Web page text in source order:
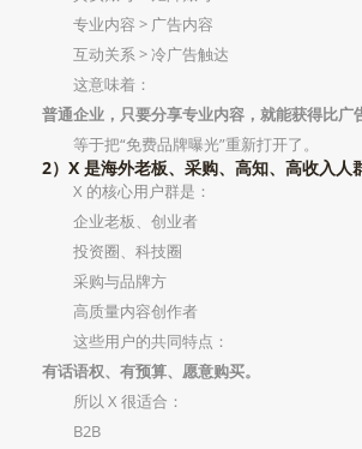
专业内容 > 广告内容
互动关系 > 冷广告触达
这意味着：
普通企业，只要分享专业内容，就能获得比广
等于把“免费品牌曝光”重新打开了。
2）X 是海外老板、采购、高知、高收入人
X 的核心用户群是：
企业老板、创业者
投资圈、科技圈
采购与品牌方
高质量内容创作者
这些用户的共同特点：
有话语权、有预算、愿意购买。
所以 X 很适合：
B2B